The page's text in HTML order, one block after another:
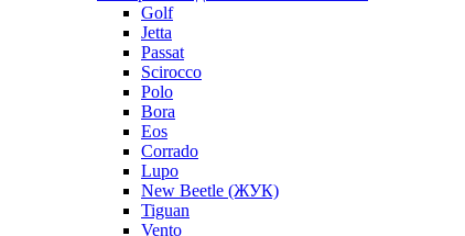
Golf
Jetta
Passat
Scirocco
Polo
Bora
Eos
Corrado
Lupo
New Beetle (ЖУК)
Tiguan
Vento